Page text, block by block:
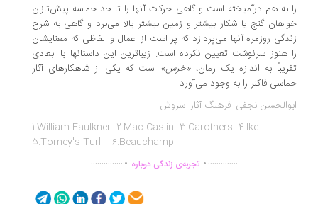
به هم درآمیخته است و گاهی حرکات آنها را تا حد حماسه پیش‌تازان
گنج یا شکار بیشتر و زمین بیشتر بالا می‌برد و گاهی به شرح
روزمره آنها می‌پردازد که پر است از اعمال و الفاظی که معنایشان
هنوز سرنوشت تعیین نکرده است. زیباترین این داستانها‌ با ابعادی
به اندازه یک رمان، «خرس»است که یکی از شاهکارهای آثار
فاکنر را به وجود می‌آورد.
نجفی. فرهنگ آثار. سروش
1.William Faulkner 2.Mac Caslin 3.Carothers 4.Ike
5.Tomey's Turl 6.Beauchamp
................تجربه‌ی زندگی دوباره ...............